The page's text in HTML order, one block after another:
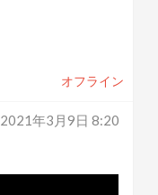
オフライン
2021年3月9日 8:20